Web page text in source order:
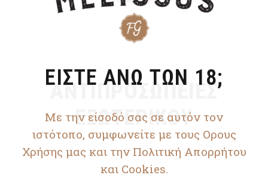
ΑΝΤΙΠΡΟΣΩΠΕΙΕΣ
ΕΞΩΤΕΡΙΚΟΥ
ΕΙΣΤΕ ΑΝΩ ΤΩΝ 18;
Με την είσοδό σας σε αυτόν τον
ιστότοπο, συμφωνείτε με τους Ορους
Χρήσης μας και την Πολιτική Απορρήτου
και Cookies.